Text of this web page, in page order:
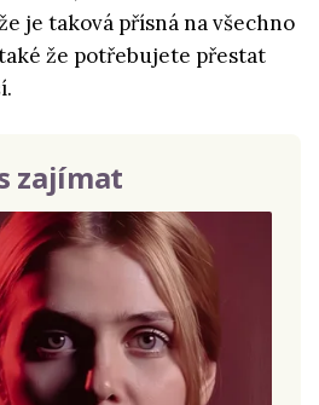
je taková přísná na všechno
že potřebujete přestat
zajímat